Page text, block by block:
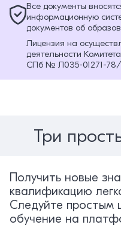
Все документы
информационную
документов об
Лицензия на
деятельности
СПб № Л035-01271-78/
Три
Получить новые
квалификацию
Следуйте простым
обучение на